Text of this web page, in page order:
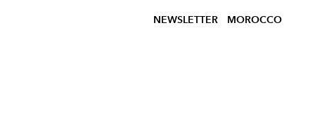
NEWSLETTER MOROCCO